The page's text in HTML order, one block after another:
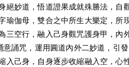
妙道，悟道證果成就殊勝法，自觀
伽母，雙合之中所生大樂定，所現
空行，融入己身觀咒護身甲，內外
咒，運用圓道內外二妙道，引發
己身，自身逐步收縮融入空，心性